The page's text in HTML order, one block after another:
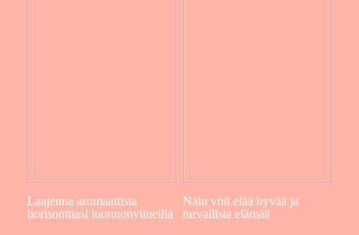
Laajenna aromaattista
horisonttiasi luonnonviineillä
Näin voit elää hyvää ja
turvallista elämää